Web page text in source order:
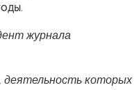
журнала
деятельность которых